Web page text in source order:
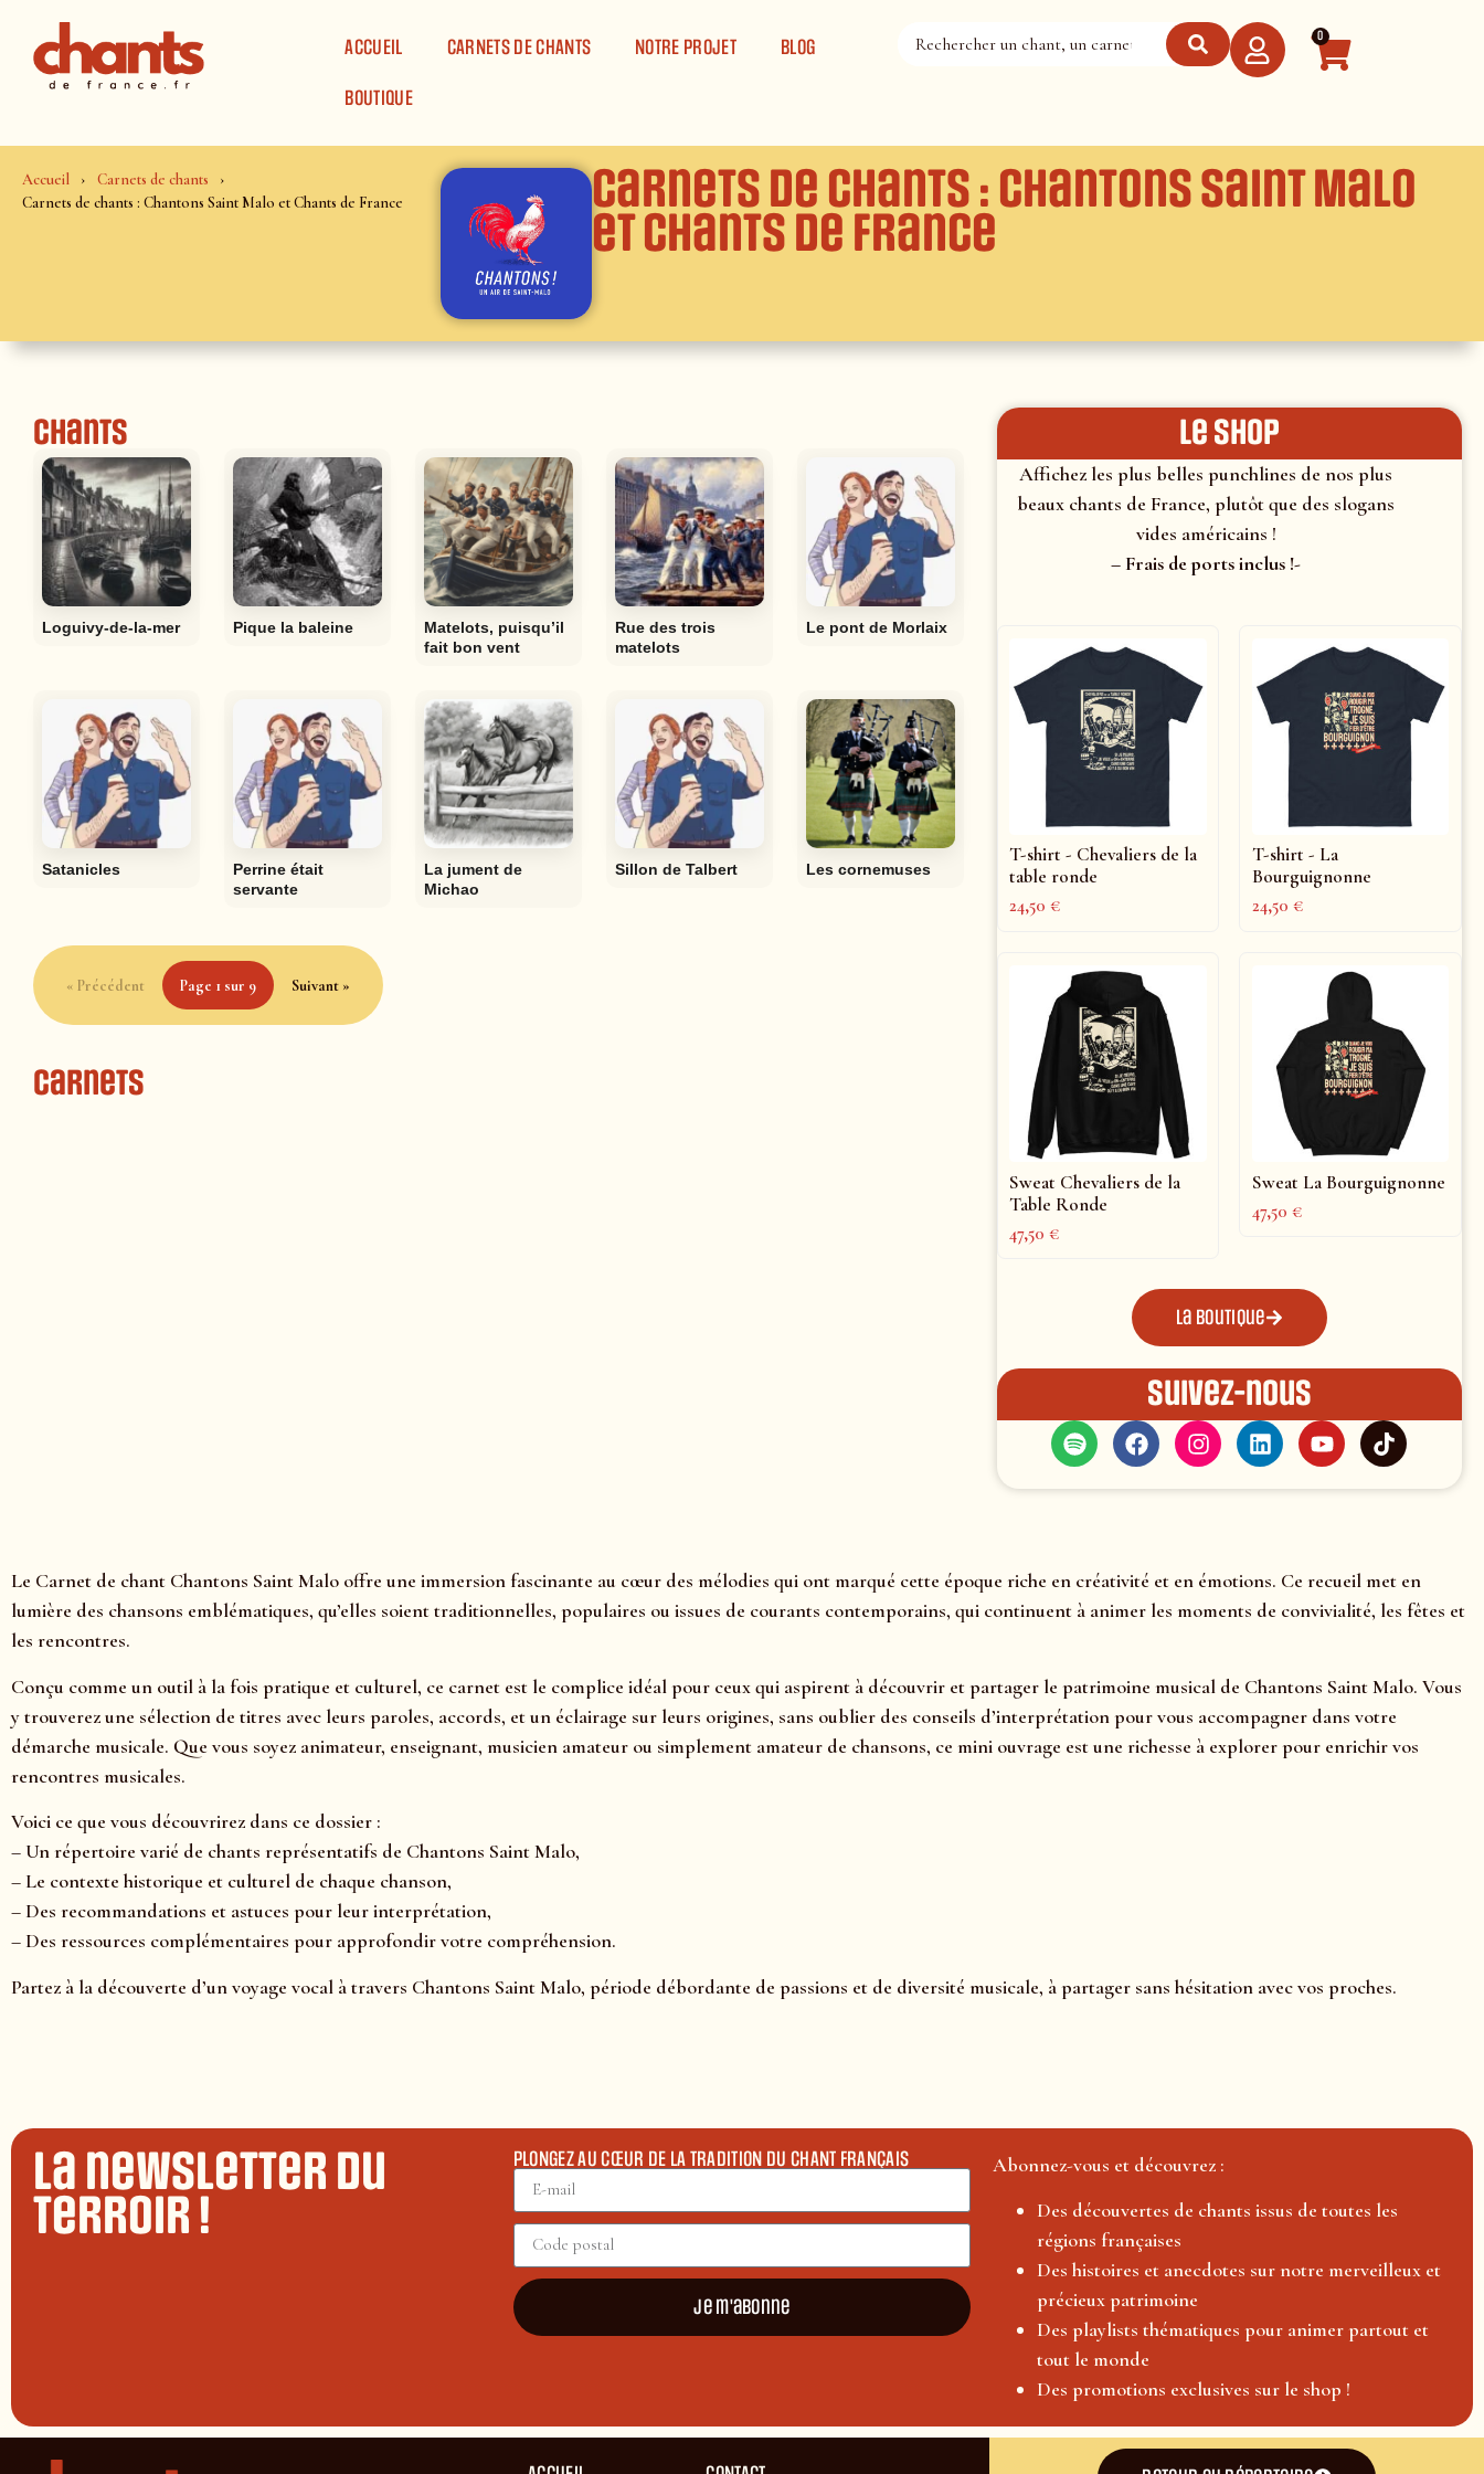
ACCUEIL
CARNETS DE CHANTS NOTRE PROJET BLOG
BOUTIQUE
0
Accueil
Carnets de chants
Carnets de chants : Chantons Saint Malo et Chants de France
Carnets de chants : Chantons Saint Malo
et Chants de France
Chants
Loguivy-de-la-mer Pique la baleine
Matelots, puisqu’il
fait bon vent
Rue des trois
matelots
Le pont de Morlaix
Satanicles
Perrine était
servante
La jument de
Michao
Sillon de Talbert Les cornemuses
« Précédent Page 1 sur 9 Suivant »
Carnets
le shop
Affichez les plus belles punchlines de nos plus
beaux chants de France, plutôt que des slogans
vides américains !
– Frais de ports inclus !-
T-shirt - Chevaliers de la
table ronde
24,50€
T-shirt - La
Bourguignonne
24,50€
Sweat Chevaliers de la
Table Ronde
47,50€
Sweat La Bourguignonne
47,50€
La boutique
Suivez-nous
Le Carnet de chant Chantons Saint Malo offre une immersion fascinante au cœur des mélodies qui ont marqué cette époque riche en créativité et en émotions. Ce recueil met en
lumière des chansons emblématiques, qu’elles soient traditionnelles, populaires ou issues de courants contemporains, qui continuent à animer les moments de convivialité, les fêtes et
les rencontres.
Conçu comme un outil à la fois pratique et culturel, ce carnet est le complice idéal pour ceux qui aspirent à découvrir et partager le patrimoine musical de Chantons Saint Malo. Vous
y trouverez une sélection de titres avec leurs paroles, accords, et un éclairage sur leurs origines, sans oublier des conseils d’interprétation pour vous accompagner dans votre
démarche musicale. Que vous soyez animateur, enseignant, musicien amateur ou simplement amateur de chansons, ce mini ouvrage est une richesse à explorer pour enrichir vos
rencontres musicales.
Voici ce que vous découvrirez dans ce dossier :
– Un répertoire varié de chants représentatifs de Chantons Saint Malo,
– Le contexte historique et culturel de chaque chanson,
– Des recommandations et astuces pour leur interprétation,
– Des ressources complémentaires pour approfondir votre compréhension.
Partez à la découverte d’un voyage vocal à travers Chantons Saint Malo, période débordante de passions et de diversité musicale, à partager sans hésitation avec vos proches.
La newsletter du
terroir !
PLONGEZ AU CŒUR DE LA TRADITION DU CHANT FRANÇAIS
Je m'abonne
Abonnez-vous et découvrez :
Des découvertes de chants issus de toutes les
régions françaises
Des histoires et anecdotes sur notre merveilleux et
précieux patrimoine
Des playlists thématiques pour animer partout et
tout le monde
Des promotions exclusives sur le shop !